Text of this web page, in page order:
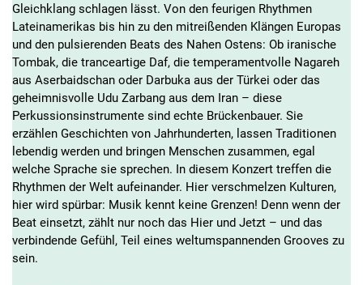
Gleichklang schlagen lässt. Von den feurigen Rhythmen
Lateinamerikas bis hin zu den mitreißenden Klängen Europas
und den pulsierenden Beats des Nahen Ostens: Ob iranische
Tombak, die tranceartige Daf, die temperamentvolle Nagareh
aus Aserbaidschan oder Darbuka aus der Türkei oder das
geheimnisvolle Udu Zarbang aus dem Iran – diese
Perkussionsinstrumente sind echte Brückenbauer. Sie
erzählen Geschichten von Jahrhunderten, lassen Traditionen
lebendig werden und bringen Menschen zusammen, egal
welche Sprache sie sprechen. In diesem Konzert treffen die
Rhythmen der Welt aufeinander. Hier verschmelzen Kulturen,
hier wird spürbar: Musik kennt keine Grenzen! Denn wenn der
Beat einsetzt, zählt nur noch das Hier und Jetzt – und das
verbindende Gefühl, Teil eines weltumspannenden Grooves zu
sein.